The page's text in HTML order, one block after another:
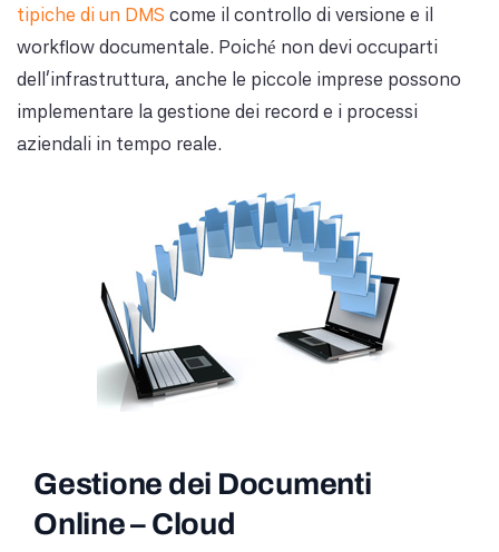
tipiche di un DMS come il controllo di versione e il
workflow documentale. Poiché non devi occuparti
dell'infrastruttura, anche le piccole imprese possono
implementare la gestione dei record e i processi
aziendali in tempo reale.
Gestione dei Documenti
Online – Cloud